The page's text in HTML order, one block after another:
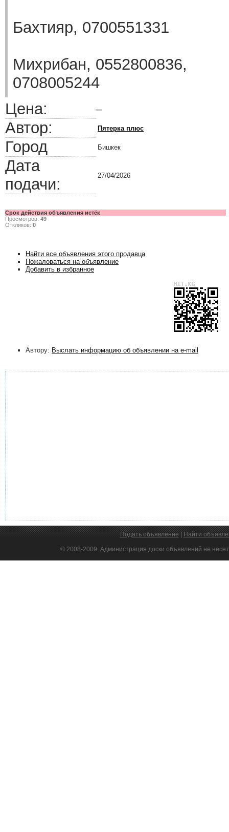
Бахтияр, 0700551331
Михрибан, 0552800836,
0708005244
Цена:
—
Автор: Пятерка плюс
Город Бишкек
Дата
подачи:
27/04/2026
Срок действия объявления истёк
Просмотров: 49
Откликов: 0
Найти все объявления этого продавца
Пожаловаться на объявление
Добавить в избранное
Автору: Выслать информацию об объявлении на e-mail
Подать объявление Найти
© 2008-2009. Администрация доски объявлений не